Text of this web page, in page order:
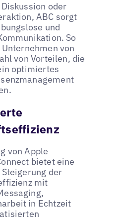
oder
ABC sorgt
und
So
von
von Vorteilen, die
optimiertes
von Apple
bietet eine
der
mit
in Echtzeit